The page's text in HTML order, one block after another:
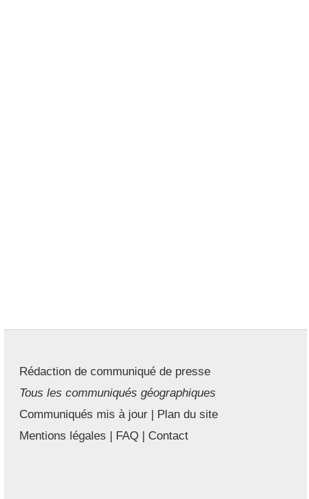
Rédaction de communiqué de presse
Tous les communiqués géographiques
Communiqués mis à jour | Plan du site
Mentions légales | FAQ | Contact